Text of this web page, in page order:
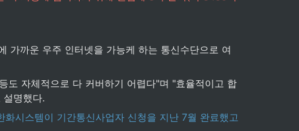
가까운 우주 인터넷을 가능케 하는 통신수단으로 여
도 자체적으로 다 커버하기 어렵다"며 "효율적이고 합
명했다.
시스템이 기간통신사업자 신청을 지난 7월 완료했고